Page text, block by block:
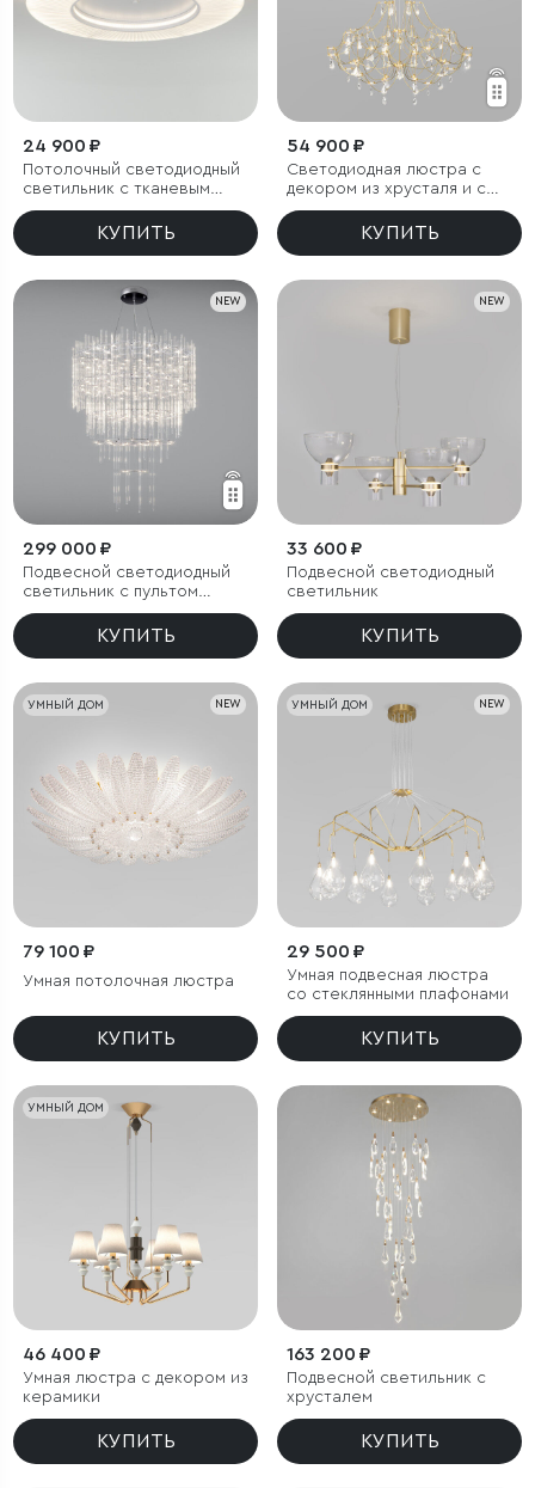
24 900 ₽
Потолочный светодиодный
светильник с тканевым
рассеивателем
КУПИТЬ
54 900 ₽
Светодиодная люстра с
декором из хрусталя и с
пультом дистанционного
управленияКУПИТЬ
NEW
299 000 ₽
Подвесной светодиодный
светильник с пультом
управления
КУПИТЬ
NEW
33 600 ₽
Подвесной светодиодный
светильник
КУПИТЬ
УМНЫЙ ДОМ NEW
79 100 ₽
Умная потолочная люстра
КУПИТЬ
УМНЫЙ ДОМ NEW
29 500 ₽
Умная подвесная люстра
со стеклянными плафонами
КУПИТЬ
УМНЫЙ ДОМ
46 400 ₽
Умная люстра с декором из
керамики
КУПИТЬ
163 200 ₽
Подвесной светильник с
хрусталем
КУПИТЬ